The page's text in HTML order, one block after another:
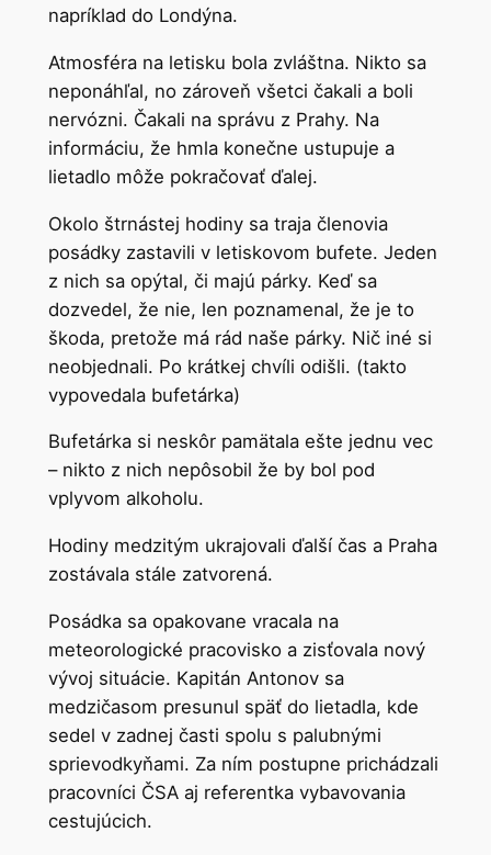
napríklad do Londýna.
Atmosféra na letisku bola zvláštna. Nikto sa
neponáhľal, no zároveň všetci čakali a boli
nervózni. Čakali na správu z Prahy. Na
informáciu, že hmla konečne ustupuje a
lietadlo môže pokračovať ďalej.
Okolo štrnástej hodiny sa traja členovia
posádky zastavili v letiskovom bufete. Jeden
z nich sa opýtal, či majú párky. Keď sa
dozvedel, že nie, len poznamenal, že je to
škoda, pretože má rád naše párky. Nič iné si
neobjednali. Po krátkej chvíli odišli. (takto
vypovedala bufetárka)
Bufetárka si neskôr pamätala ešte jednu vec
– nikto z nich nepôsobil že by bol pod
vplyvom alkoholu.
Hodiny medzitým ukrajovali ďalší čas a Praha
zostávala stále zatvorená.
Posádka sa opakovane vracala na
meteorologické pracovisko a zisťovala nový
vývoj situácie. Kapitán Antonov sa
medzičasom presunul späť do lietadla, kde
sedel v zadnej časti spolu s palubnými
sprievodkyňami. Za ním postupne prichádzali
pracovníci ČSA aj referentka vybavovania
cestujúcich.